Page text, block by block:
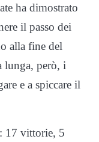
ha dimostrato
il passo dei
alla fine del
lunga, però, i
e a spiccare il
17 vittorie, 5